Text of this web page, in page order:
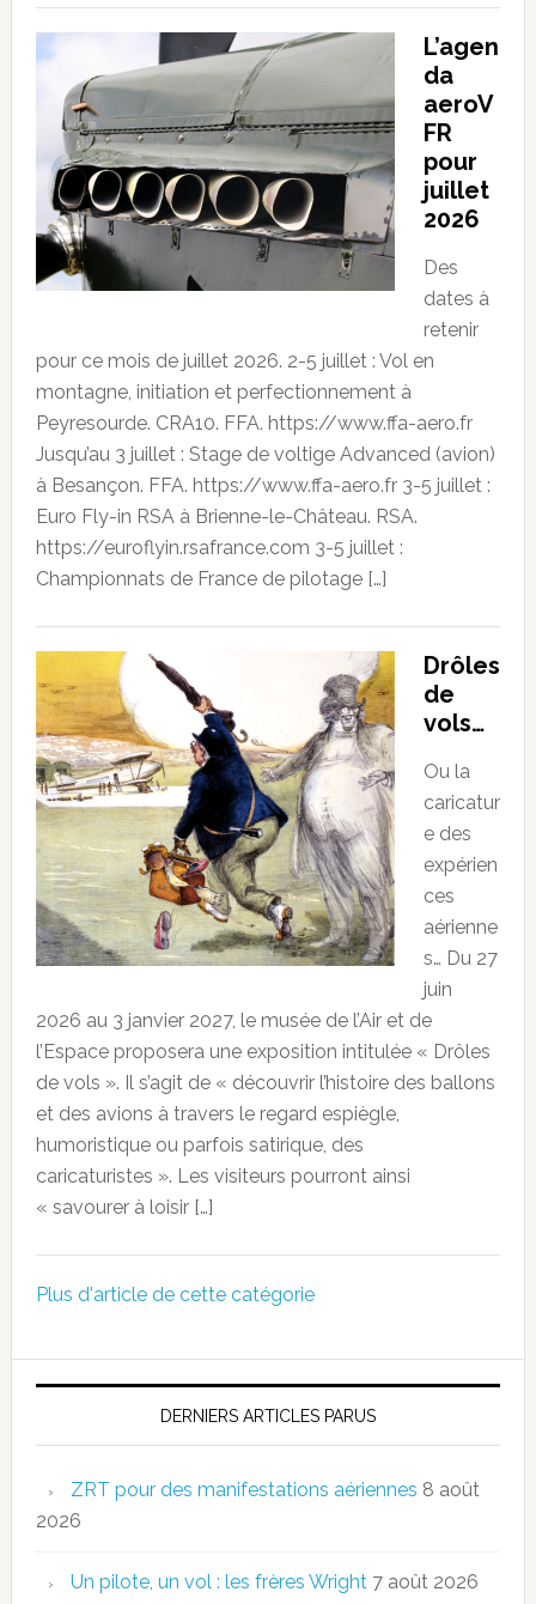
L’agen
da
aeroV
FR
pour
juillet
2026
Des
dates à
retenir
pour ce mois de juillet 2026. 2-5 juillet : Vol en
montagne, initiation et perfectionnement à
Peyresourde. CRA10. FFA. https://www.ffa-aero.fr
Jusqu’au 3 juillet : Stage de voltige Advanced (avion)
à Besançon. FFA. https://www.ffa-aero.fr 3-5 juillet :
Euro Fly-in RSA à Brienne-le-Château. RSA.
https://euroflyin.rsafrance.com 3-5 juillet :
Championnats de France de pilotage […]
Drôles
de
vols…
Ou la
caricatur
e des
expérien
ces
aérienne
s… Du 27
juin
2026 au 3 janvier 2027, le musée de l’Air et de
l’Espace proposera une exposition intitulée « Drôles
de vols ». Il s’agit de « découvrir l’histoire des ballons
et des avions à travers le regard espiègle,
humoristique ou parfois satirique, des
caricaturistes ». Les visiteurs pourront ainsi
« savourer à loisir […]
Plus d'article de cette catégorie
DERNIERS ARTICLES PARUS
ZRT pour des manifestations aériennes 8 août
2026
Un pilote, un vol : les frères Wright 7 août 2026